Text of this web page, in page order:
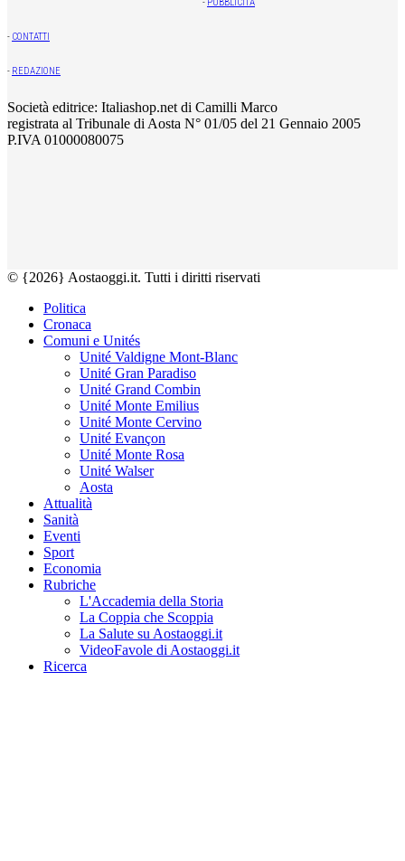
- CONTATTI
- REDAZIONE
Società editrice: Italiashop.net di Camilli Marco
registrata al Tribunale di Aosta N° 01/05 del 21 Gennaio 2005
P.IVA 01000080075
© {2026} Aostaoggi.it. Tutti i diritti riservati
Politica
Cronaca
Comuni e Unités
Unité Valdigne Mont-Blanc
Unité Gran Paradiso
Unité Grand Combin
Unité Monte Emilius
Unité Monte Cervino
Unité Evançon
Unité Monte Rosa
Unité Walser
Aosta
Attualità
Sanità
Eventi
Sport
Economia
Rubriche
L'Accademia della Storia
La Coppia che Scoppia
La Salute su Aostaoggi.it
VideoFavole di Aostaoggi.it
Ricerca